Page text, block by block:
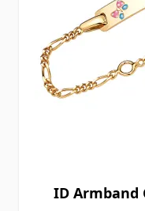
ID Armband